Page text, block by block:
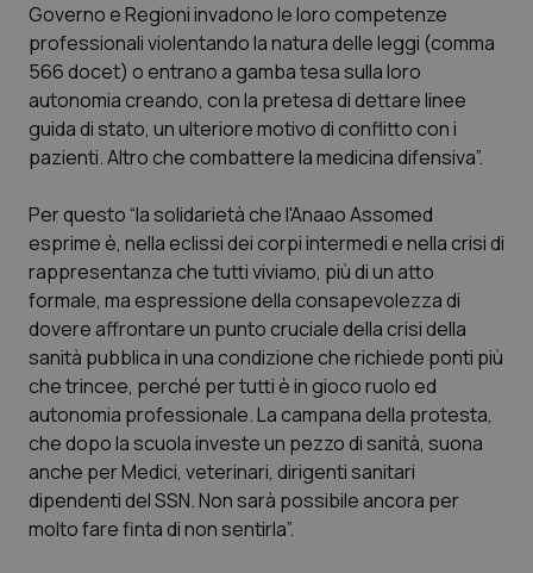
Campania
Emilia-Romagna
Friuli Venezia Giulia
Lazio
Liguria
Lombardia
Marche
Molise
Piemonte
Car-T
Colesterolo & coronaropatie
Dermatite Atopica
Diabete & glucometri
Disturbi dell’umore
Dolore
Donna & Salute
Epatiti
HIV
Governo e Regioni invadono le loro competenze
professionali violentando la natura delle leggi (comma
566 docet) o entrano a gamba tesa sulla loro
autonomia creando, con la pretesa di dettare linee
guida di stato, un ulteriore motivo di conflitto con i
pazienti. Altro che combattere la medicina difensiva”.
Per questo “la solidarietà che l'Anaao Assomed
esprime è, nella eclissi dei corpi intermedi e nella crisi di
rappresentanza che tutti viviamo, più di un atto
formale, ma espressione della consapevolezza di
dovere affrontare un punto cruciale della crisi della
sanità pubblica in una condizione che richiede ponti più
che trincee, perché per tutti è in gioco ruolo ed
autonomia professionale. La campana della protesta,
che dopo la scuola investe un pezzo di sanità, suona
anche per Medici, veterinari, dirigenti sanitari
dipendenti del SSN. Non sarà possibile ancora per
molto fare finta di non sentirla”.